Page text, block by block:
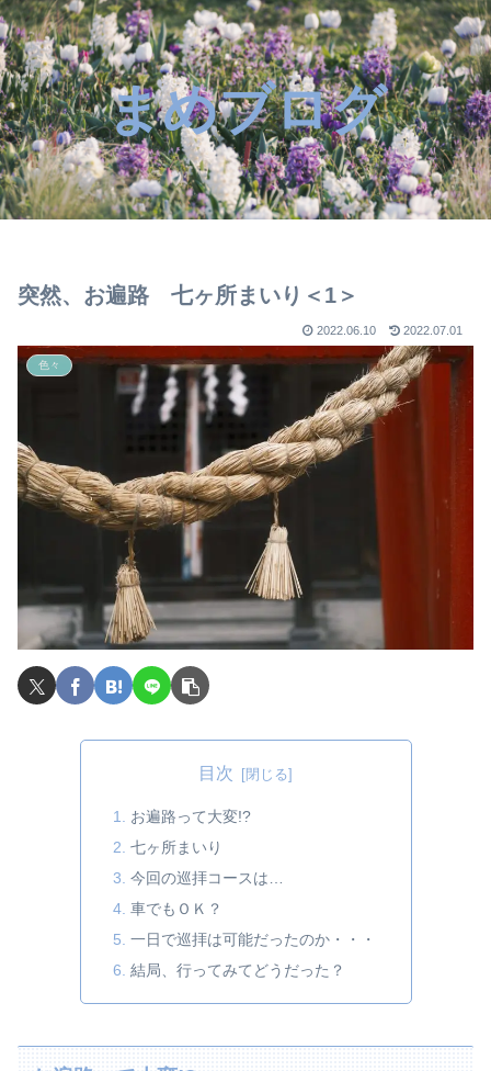
まめブログ
突然、お遍路 七ヶ所まいり＜1＞
2022.06.10 2022.07.01
色々
目次
お遍路って大変!?
七ヶ所まいり
今回の巡拝コースは…
車でもＯＫ？
一日で巡拝は可能だったのか・・・
結局、行ってみてどうだった？